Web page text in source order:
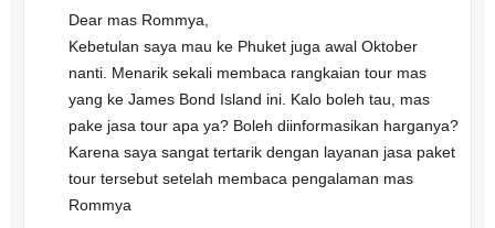
Dear mas Rommya,
Kebetulan saya mau ke Phuket juga awal Oktober
nanti. Menarik sekali membaca rangkaian tour mas
yang ke James Bond Island ini. Kalo boleh tau, mas
pake jasa tour apa ya? Boleh diinformasikan harganya?
Karena saya sangat tertarik dengan layanan jasa paket
tour tersebut setelah membaca pengalaman mas
Rommya